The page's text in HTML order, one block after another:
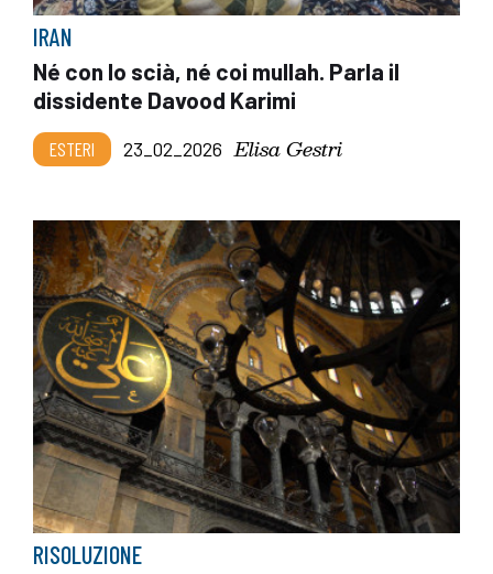
IRAN
Né con lo scià, né coi mullah. Parla il
dissidente Davood Karimi
ESTERI 23_02_2026 Elisa Gestri
RISOLUZIONE